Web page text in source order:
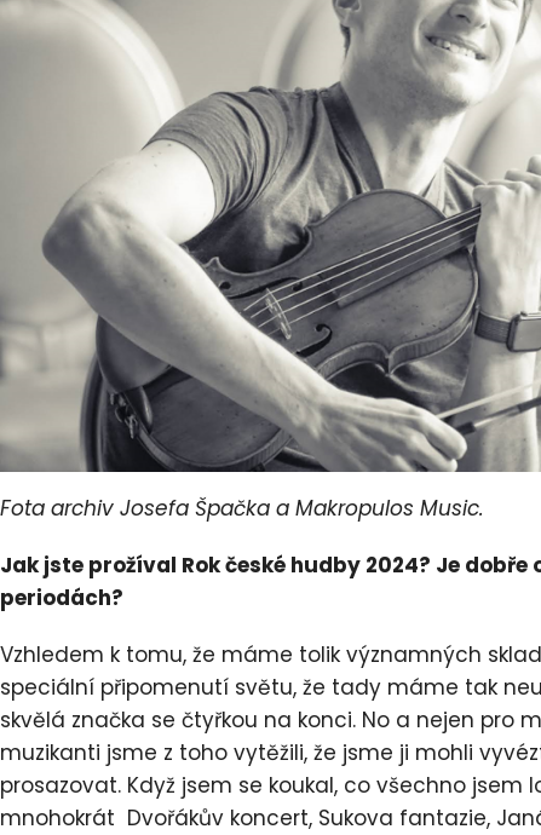
Fota archiv Josefa Špačka a Makropulos Music.
Jak jste prožíval Rok české hudby 2024? Je
periodách?
Vzhledem k tomu, že máme tolik významných
speciální připomenutí světu, že tady máme tak
skvělá značka se čtyřkou na konci. No a nejen pro
muzikanti jsme z toho vytěžili, že jsme ji mohli
prosazovat. Když jsem se koukal, co všechno jsem
mnohokrát Dvořákův koncert, Sukova fantazie,